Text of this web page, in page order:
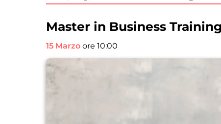
Master in Business
15 Marzo ore 10:00